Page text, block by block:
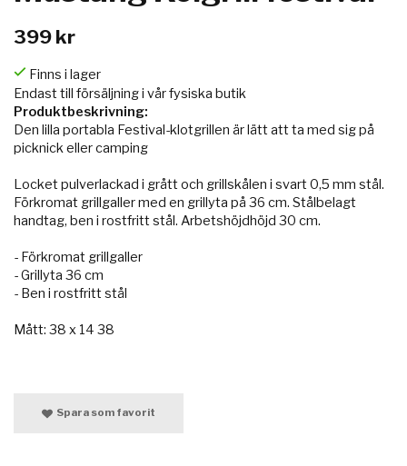
399 kr
Finns i lager
Endast till försäljning i vår fysiska butik
Produktbeskrivning:
Den lilla portabla Festival-klotgrillen är lätt att ta med sig på
picknick eller camping
Locket pulverlackad i grått och grillskålen i svart 0,5 mm stål.
Förkromat grillgaller med en grillyta på 36 cm. Stålbelagt
handtag, ben i rostfritt stål. Arbetshöjdhöjd 30 cm.
- Förkromat grillgaller
- Grillyta 36 cm
- Ben i rostfritt stål
Mått: 38 x 14 38
Spara som favorit